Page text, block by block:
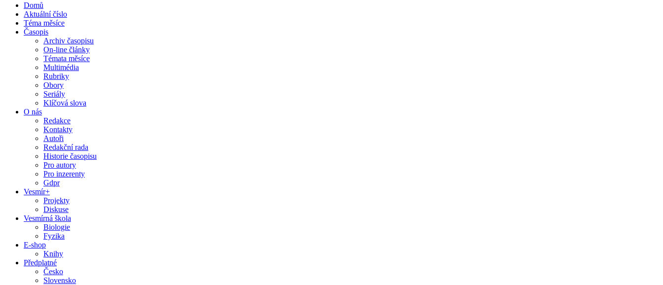
Domů
Aktuální číslo
Téma měsíce
Časopis
Archiv časopisu
On-line články
Témata měsíce
Multimédia
Rubriky
Obory
Seriály
Klíčová slova
O nás
Redakce
Kontakty
Autoři
Redakční rada
Historie časopisu
Pro autory
Pro inzerenty
Gdpr
Vesmír+
Projekty
Diskuse
Vesmírná škola
Biologie
Fyzika
E-shop
Knihy
Předplatné
Česko
Slovensko